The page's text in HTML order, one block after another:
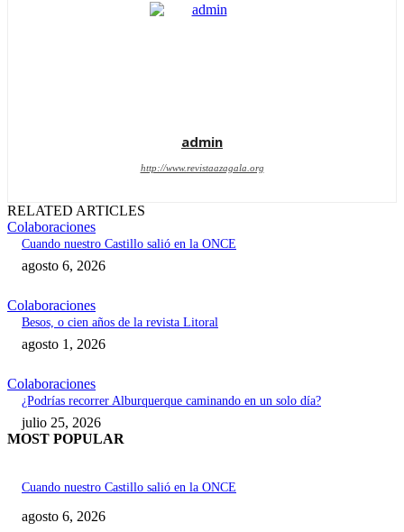
admin
http://www.revistaazagala.org
RELATED ARTICLES
Colaboraciones
Cuando nuestro Castillo salió en la ONCE
agosto 6, 2026
Colaboraciones
Besos, o cien años de la revista Litoral
agosto 1, 2026
Colaboraciones
¿Podrías recorrer Alburquerque caminando en un solo día?
julio 25, 2026
MOST POPULAR
Cuando nuestro Castillo salió en la ONCE
agosto 6, 2026